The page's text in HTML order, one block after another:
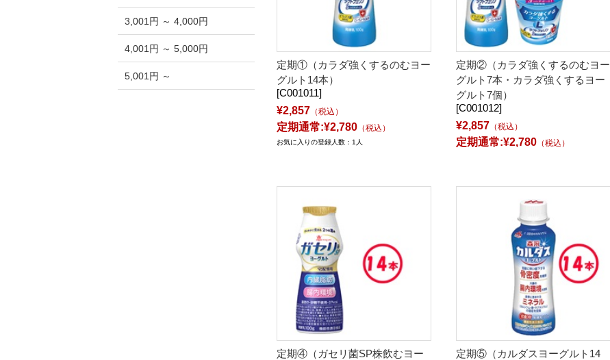
3,001円 ～ 4,000円
4,001円 ～ 5,000円
5,001円 ～
定期①（カラダ強くするのむヨー
グルト14本）
[C001011]
¥2,857 （税込）
定期通常:¥2,780 （税込）
お気に入りの登録人数：1人
定期②（カラダ強くするのむヨー
グルト7本・カラダ強くするヨー
グルト7個）
[C001012]
¥2,857 （税込）
定期通常:¥2,780（税込）
定期④（ガセリ菌SP株飲むヨー
定期⑤（カルダスヨーグルト14